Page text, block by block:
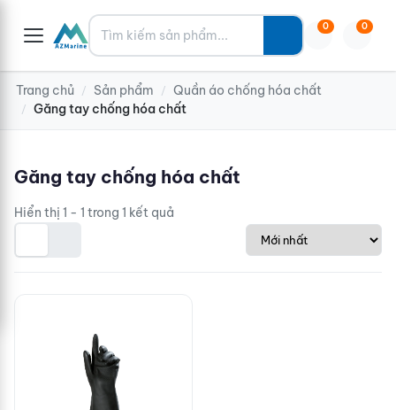
Tìm kiếm 0 0
Trang chủ / Sản phẩm / Quần áo chống hóa chất
/ Găng tay chống hóa chất
Găng tay chống hóa chất
Hiển thị 1 - 1 trong 1 kết quả